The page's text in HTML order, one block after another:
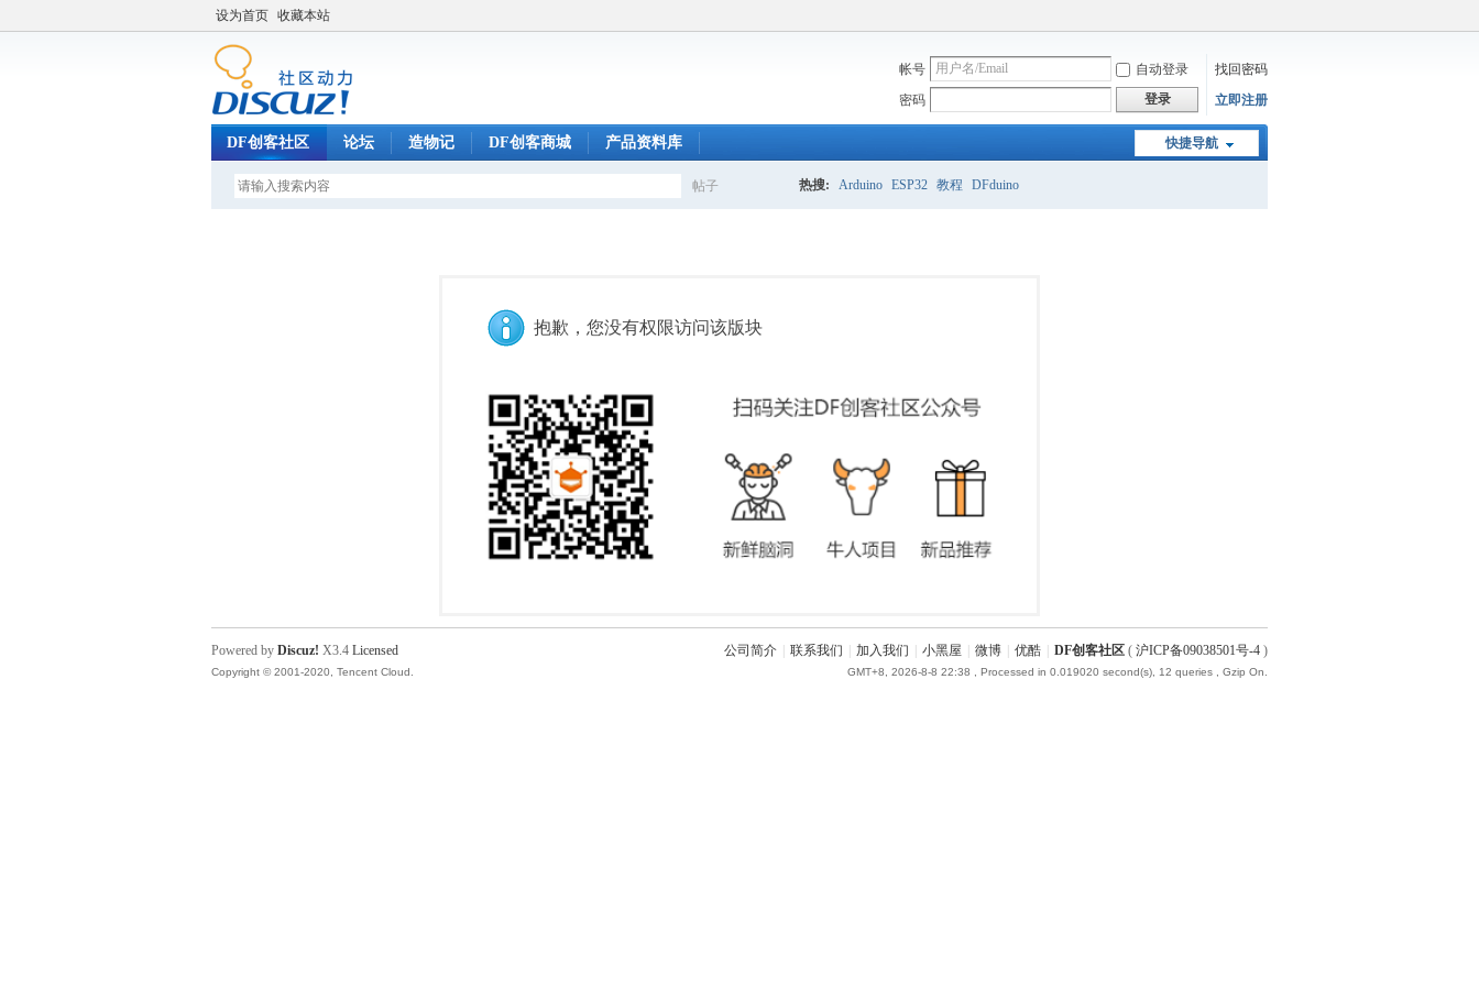
设为首页 收藏本站
帐号 自动登录
找回密码
密码
登录 立即注册
快捷导航
DF创客社区 论坛 造物记 DF创客商城 产品资料库
帖子 热搜: Arduino ESP32 教程 DFduino
抱歉，您没有权限访问该版块
公司简介 联系我们 加入我们 小黑屋 微博 优酷 DF创客社区 ( 沪ICP备09038501号-4 )
GMT+8, 2026-8-8 22:38 , Processed in 0.019020 second(s), 12 queries , Gzip On.
Powered by Discuz! X3.4 Licensed
Copyright © 2001-2020, Tencent Cloud.